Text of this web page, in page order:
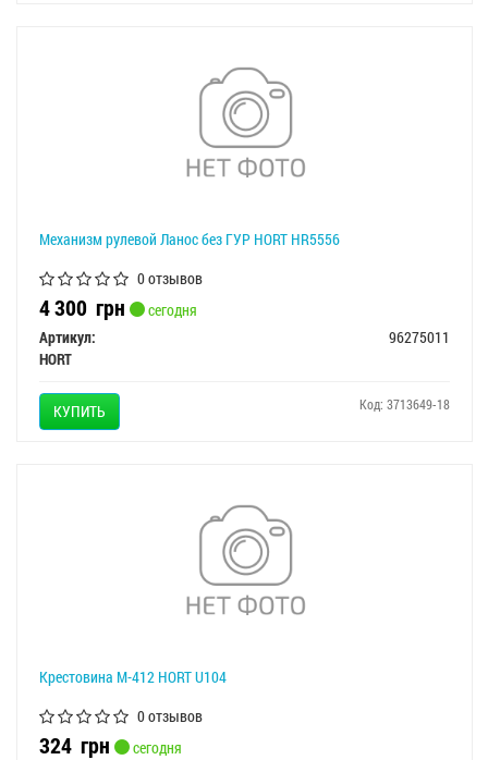
Механизм рулевой Ланос без ГУР HORT HR5556
0 отзывов
4 300 грн
сегодня
Артикул:
96275011
HORT
КУПИТЬ Код: 3713649-18
Крестовина М-412 HORT U104
0 отзывов
324 грн
сегодня